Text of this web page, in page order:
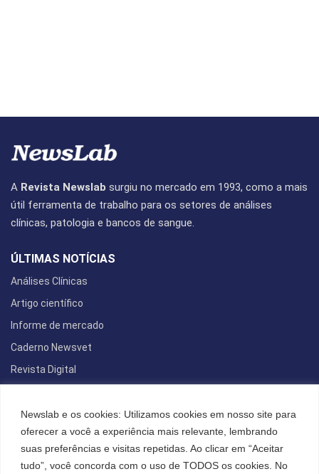
Newslab e os cookies: Utilizamos cookies em nosso site para
oferecer a você a experiência mais relevante, lembrando
suas preferências e visitas repetidas. Ao clicar em “Aceitar
tudo”, você concorda com o uso de TODOS os cookies. No
A Revista Newslab surgiu no mercado em 1993, como a mais
útil ferramenta de trabalho para os setores de análises
clínicas, patologia e bancos de sangue.
ÚLTIMAS NOTÍCIAS
Análises Clínicas
Artigo científico
Informe de mercado
Caderno Newsvet
Revista Digital
POLÍTICA DE PRIVACIDADE